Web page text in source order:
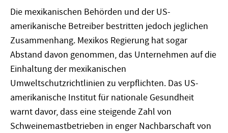
Die mexikanischen Behörden und der US-
amerikanische Betreiber bestritten jedoch jeglichen
Zusammenhang. Mexikos Regierung hat sogar
Abstand davon genommen, das Unternehmen auf die
Einhaltung der mexikanischen
Umweltschutzrichtlinien zu verpflichten. Das US-
amerikanische Institut für nationale Gesundheit
warnt davor, dass eine steigende Zahl von
Schweinemastbetrieben in enger Nachbarschaft von